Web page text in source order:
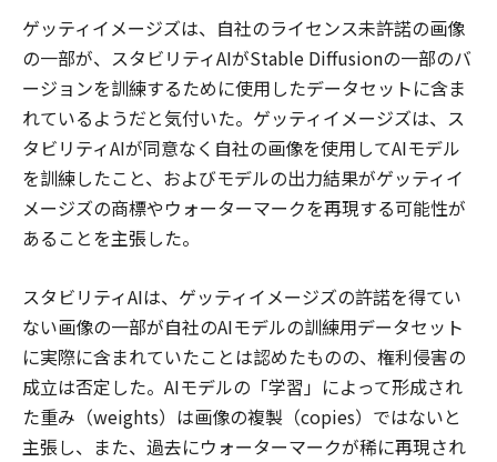
ゲッティイメージズは、自社のライセンス未許諾の画像
の一部が、スタビリティAIがStable Diffusionの一部のバ
ージョンを訓練するために使用したデータセットに含ま
れているようだと気付いた。ゲッティイメージズは、ス
タビリティAIが同意なく自社の画像を使用してAIモデル
を訓練したこと、およびモデルの出力結果がゲッティイ
メージズの商標やウォーターマークを再現する可能性が
あることを主張した。
スタビリティAIは、ゲッティイメージズの許諾を得てい
ない画像の一部が自社のAIモデルの訓練用データセット
に実際に含まれていたことは認めたものの、権利侵害の
成立は否定した。AIモデルの「学習」によって形成され
た重み（weights）は画像の複製（copies）ではないと
主張し、また、過去にウォーターマークが稀に再現され